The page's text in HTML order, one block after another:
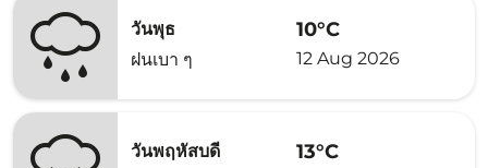
วันพุธ
ฝนเบา ๆ
10°C
12 Aug 2026
วันพฤหัสบดี
13°C